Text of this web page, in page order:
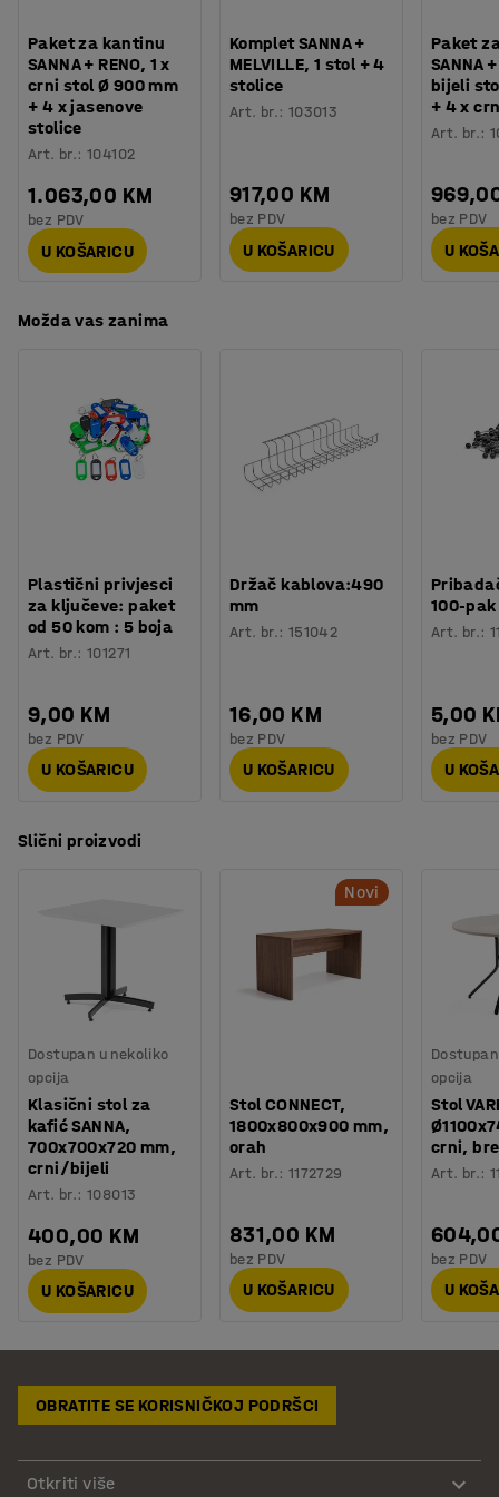
Montaža: Dolazi nesastavljeno
Paket za kantinu
SANNA + RENO, 1 x
crni stol Ø 900 mm
+ 4 x jasenove
stolice
Art. br.:104102
1.063,00 KM
bez PDV
U KOŠARICU
Komplet SANNA +
MELVILLE, 1 stol + 4
stolice
Art. br.: 103013
917,00 KM
bez PDV
U KOŠARICU
Paket
SANNA
bijeli
+ 4 x
Art. br.:
bez PDV
U
Možda vas zanima
Plastični privjesci
za ključeve: paket
od 50 kom : 5 boja
Art. br.:101271
9,00 KM
bez PDV
U KOŠARICU
Držač kablova:490
mm
Art. br.: 151042
16,00 KM
bez PDV
U KOŠARICU
100-pak
Art. br.:
5,00
bez PDV
U
Slični proizvodi
Dostupan u nekoliko
opcija
Klasični stol za
kafić SANNA,
700x700x720 mm,
crni/bijeli
Art. br.:108013
400,00 KM
bez PDV
U KOŠARICU
Novi
Stol CONNECT,
1800x800x900 mm,
orah
Art. br.: 1172729
831,00 KM
bez PDV
U KOŠARICU
opcija
Stol
crni,
Art. br.:
bez PDV
U
OBRATITE SE KORISNIČKOJ PODRŠCI
Otkriti više